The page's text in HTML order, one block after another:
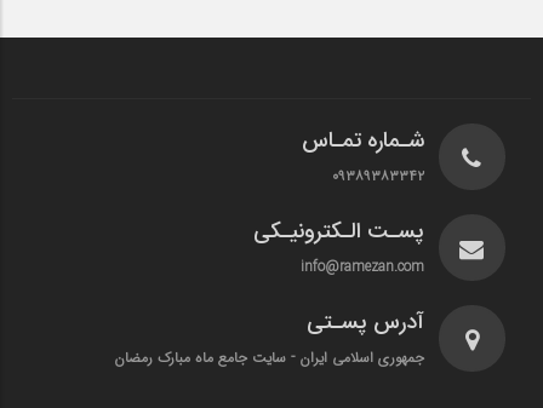
شـماره تمـاس
۰۹۳۸۹۳۸۳۳۴۲
پسـت الـکترونیـکی
info@ramezan.com
آدرس پسـتی
جمهوری اسلامی ایران - سایت جامع ماه مبارک رمضان